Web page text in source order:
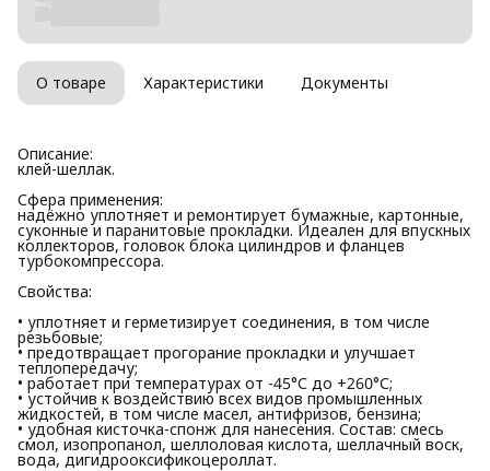
О товаре Характеристики Документы
Описание:
клей-шеллак.
Сфера применения:
надёжно уплотняет и ремонтирует бумажные, картонные,
суконные и паранитовые прокладки. Идеален для впускных
коллекторов, головок блока цилиндров и фланцев
турбокомпрессора.
Свойства:
• уплотняет и герметизирует соединения, в том числе
резьбовые;
• предотвращает прогорание прокладки и улучшает
теплопередачу;
• работает при температурах от -45°С до +260°С;
• устойчив к воздействию всех видов промышленных
жидкостей, в том числе масел, антифризов, бензина;
• удобная кисточка-спонж для нанесения. Состав: смесь
смол, изопропанол, шеллоловая кислота, шеллачный воск,
вода, дигидрооксификоцероллат.